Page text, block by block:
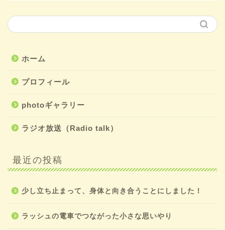
ホーム
プロフィール
photoギャラリー
ラジオ放送（Radio talk）
最近の投稿
少し立ち止まって、身体と向き合うことにしました！
ラッシュの電車でつながった小さな思いやり